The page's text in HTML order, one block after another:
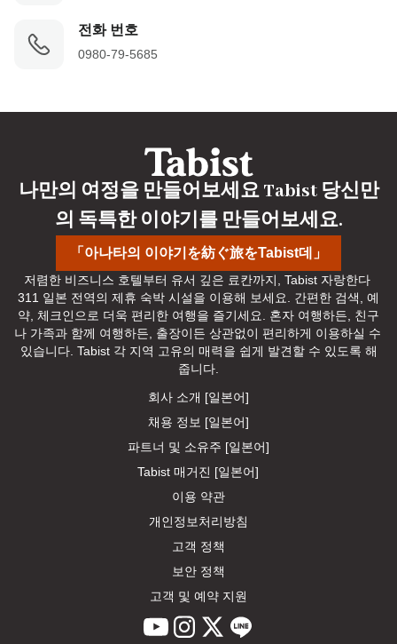
전화 번호
0980-79-5685
「아나타의 이야기を紡ぐ旅をTabist데」
나만의 여정을 만들어보세요 Tabist 당신만
의 독특한 이야기를 만들어보세요.
저렴한 비즈니스 호텔부터 유서 깊은 료칸까지, Tabist 자랑한다
311 일본 전역의 제휴 숙박 시설을 이용해 보세요. 간편한 검색, 예
약, 체크인으로 더욱 편리한 여행을 즐기세요. 혼자 여행하든, 친구
나 가족과 함께 여행하든, 출장이든 상관없이 편리하게 이용하실 수
있습니다. Tabist 각 지역 고유의 매력을 쉽게 발견할 수 있도록 해
줍니다.
회사 소개 [일본어]
채용 정보 [일본어]
파트너 및 소유주 [일본어]
Tabist 매거진 [일본어]
이용 약관
개인정보처리방침
고객 정책
보안 정책
고객 및 예약 지원